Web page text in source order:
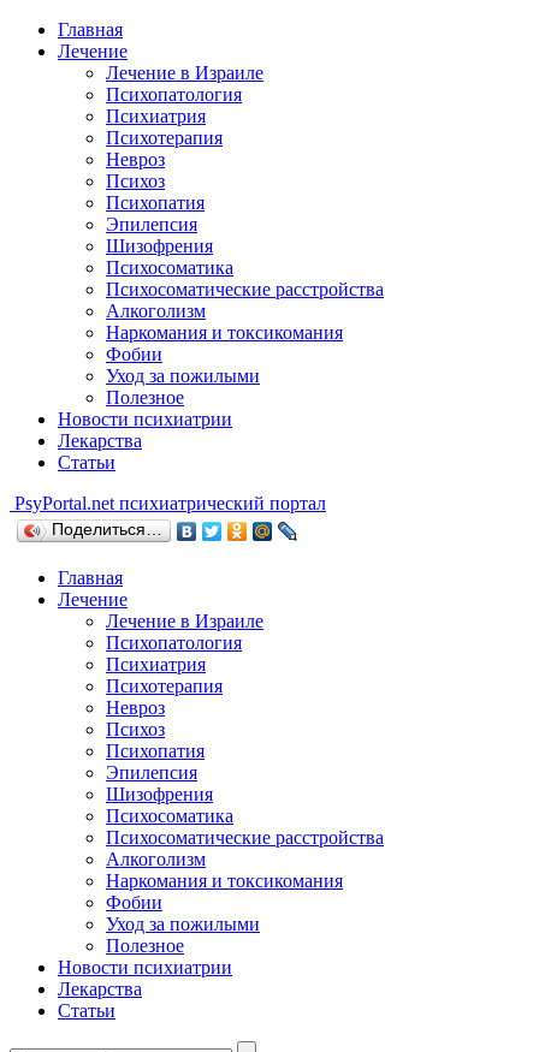
Главная
Лечение
Лечение в Израиле
Психопатология
Психиатрия
Психотерапия
Невроз
Психоз
Психопатия
Эпилепсия
Шизофрения
Психосоматика
Психосоматические расстройства
Алкоголизм
Наркомания и токсикомания
Фобии
Уход за пожилыми
Полезное
Новости психиатрии
Лекарства
Статьи
PsyPortal.net психиатрический портал
Поделиться…
Главная
Лечение
Лечение в Израиле
Психопатология
Психиатрия
Психотерапия
Невроз
Психоз
Психопатия
Эпилепсия
Шизофрения
Психосоматика
Психосоматические расстройства
Алкоголизм
Наркомания и токсикомания
Фобии
Уход за пожилыми
Полезное
Новости психиатрии
Лекарства
Статьи